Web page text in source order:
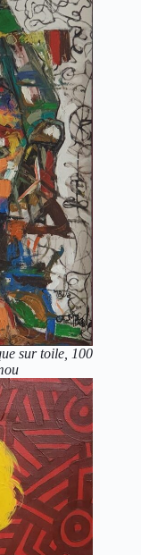
sur toile, 100